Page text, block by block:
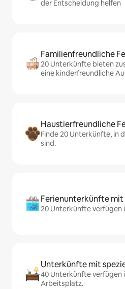
der Entscheidung helfen
Familienfreundliche
20 Unterkünfte bieten
eine kinderfreundliche
Haustierfreundliche
Finde 20 Unterkünfte, in
sind.
Ferienunterkünfte mit
20 Unterkünfte verfügen
Unterkünfte mit
40 Unterkünfte verfügen
Arbeitsplatz.